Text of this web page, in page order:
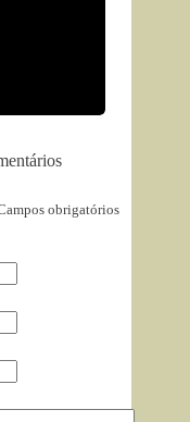
obrigatórios